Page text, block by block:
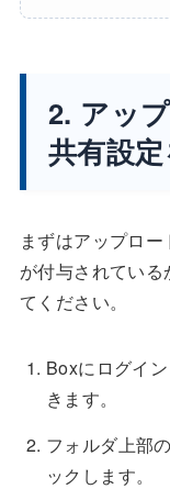
2. アッ
共有設
まずはアップロ
が付与されてい
てください。
Boxにログイ
きます。
フォルダ上部
ックします。